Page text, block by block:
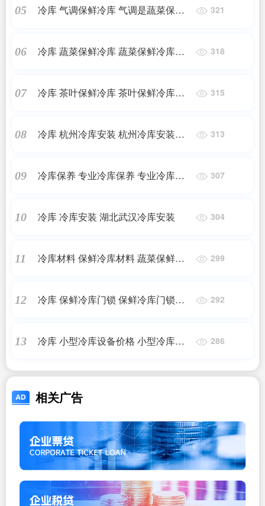
05
冷库 气调保鲜冷库 气调是蔬菜保鲜
321
06
冷库 蔬菜保鲜冷库 蔬菜保鲜冷库价
318
07
冷库 茶叶保鲜冷库 茶叶保鲜冷库价
315
08
冷库 杭州冷库安装 杭州冷库安装厂
313
09
冷库保养 专业冷库保养 专业冷库保
307
10 冷库 冷库安装 湖北武汉冷库安装 304
11
冷库材料 保鲜冷库材料 蔬菜保鲜冷
299
12
冷库 保鲜冷库门锁 保鲜冷库门锁价
292
13
冷库 小型冷库设备价格 小型冷库设
286
相关广告